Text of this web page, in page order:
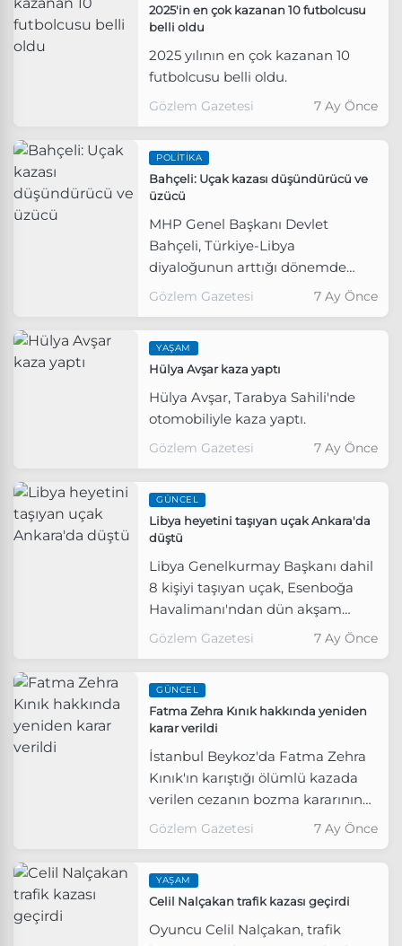
2025'in en çok kazanan 10 futbolcusu
belli oldu
2025 yılının en çok kazanan 10
futbolcusu belli oldu.
Gözlem Gazetesi 7 Ay Önce
POLITIKA
Bahçeli: Uçak kazası düşündürücü ve
üzücü
MHP Genel Başkanı Devlet
Bahçeli, Türkiye-Libya
diyaloğunun arttığı dönemde
gerçekleşen uçak kazasının
Gözlem Gazetesi 7 Ay Önce
YAŞAM
Hülya Avşar kaza yaptı
Hülya Avşar, Tarabya Sahili'nde
otomobiliyle kaza yaptı.
Gözlem Gazetesi 7 Ay Önce
GÜNCEL
Libya heyetini taşıyan uçak Ankara'da
düştü
Libya Genelkurmay Başkanı dahil
8 kişiyi taşıyan uçak, Esenboğa
Havalimanı'ndan dün akşam
havalandıktan sonra düştü.
Gözlem Gazetesi 7 Ay Önce
GÜNCEL
Fatma Zehra Kınık hakkında yeniden
karar verildi
İstanbul Beykoz'da Fatma Zehra
Kınık'ın karıştığı ölümlü kazada
verilen cezanın bozma kararının
ardından yeniden görülen
Gözlem Gazetesi 7 Ay Önce
YAŞAM
Celil Nalçakan trafik kazası geçirdi
Oyuncu Celil Nalçakan, trafik